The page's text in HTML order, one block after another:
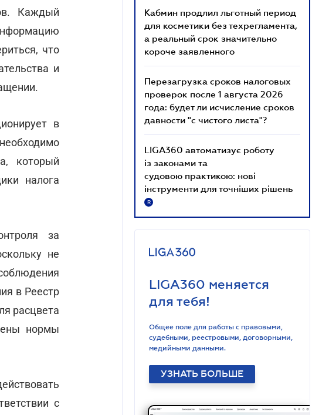
Каждый
что
и
в
который
налога
за
не
в Реестр
расцвета
нормы
с
Кабмин продлил льготный период
для косметики без техрегламента,
а реальный срок значительно
короче заявленного
Перезагрузка сроков налоговых
проверок после 1 августа 2026
года: будет ли исчисление сроков
давности "с чистого листа"?
LIGA360 автоматизує роботу
із законами та
судовою практикою: нові
інструменти для точніших рішень
R
LIGA360 меняется
для тебя!
Общее поле для работы с правовыми,
судебными, реестровыми, договорными,
медийными данными.
УЗНАТЬ БОЛЬШЕ